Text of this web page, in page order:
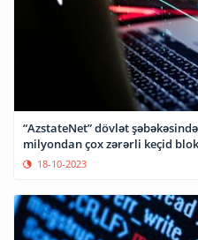
“AzstateNet” dövlət
milyondan çox zərərli keçid
18-10-2023